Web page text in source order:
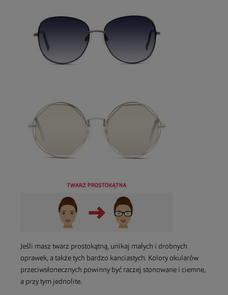
Jeśli masz twarz prostokątną, unikaj małych i drobnych
oprawek, a także tych bardzo kanciastych. Kolory okularów
przeciwsłonecznych powinny być raczej stonowane i ciemne,
a przy tym jednolite.